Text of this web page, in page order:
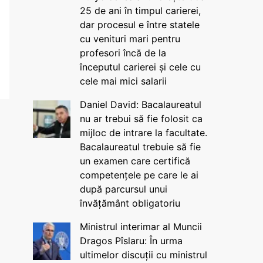
25 de ani în timpul carierei,
dar procesul e între statele
cu venituri mari pentru
profesori încă de la
începutul carierei și cele cu
cele mai mici salarii
Daniel David: Bacalaureatul
nu ar trebui să fie folosit ca
mijloc de intrare la facultate.
Bacalaureatul trebuie să fie
un examen care certifică
competențele pe care le ai
după parcursul unui
învățământ obligatoriu
Ministrul interimar al Muncii
Dragos Pîslaru: În urma
ultimelor discuții cu ministrul